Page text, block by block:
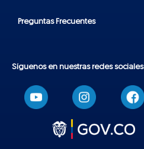
Preguntas Frecuentes
Síguenos en nuestras redes sociales